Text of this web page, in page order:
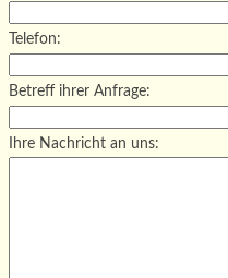
Telefon:
Betreff ihrer Anfrage:
Ihre Nachricht an uns: